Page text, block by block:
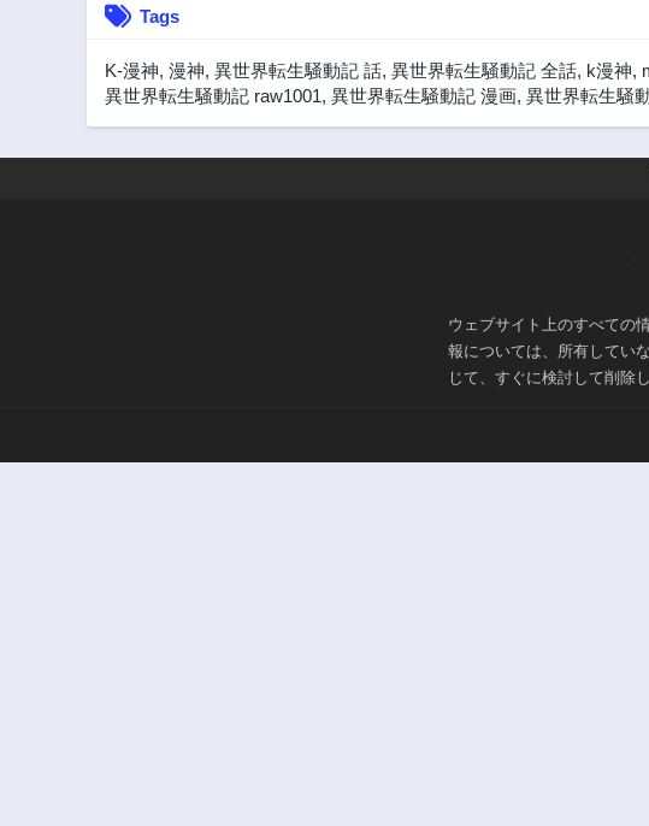
Tags
K-漫神, 漫神, 異世界転生騒動記 話, 異世界転生騒動記 全話, k漫神,
異世界転生騒動記 raw1001, 異世界転生騒動記 漫画, 異世界転生騒
ウェブサイト上のすべての
報については、所有してい
じて、すぐに検討して削除し